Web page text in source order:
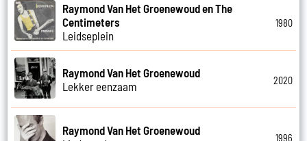
Raymond Van Het Groenewoud en The
Centimeters
Leidseplein
1980
Raymond Van Het Groenewoud
Lekker eenzaam
2020
Raymond Van Het Groenewoud
1996